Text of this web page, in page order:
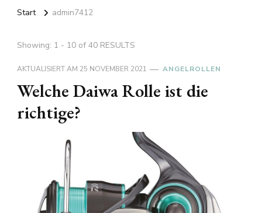
Start admin7412
Showing: 1 - 10 of 40 RESULTS
AKTUALISIERT AM 25 NOVEMBER 2021 ANGELROLLEN
Welche Daiwa Rolle ist die
richtige?